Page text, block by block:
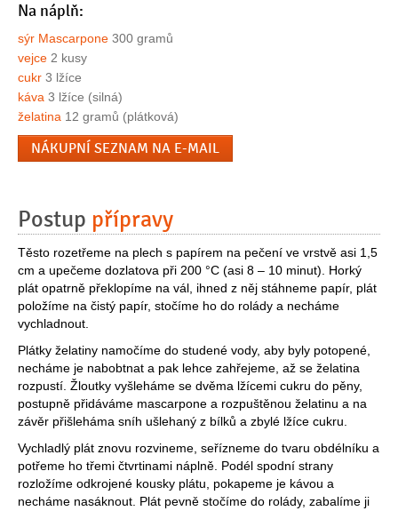
Na náplň:
sýr Mascarpone 300 gramů
vejce 2 kusy
cukr 3 lžíce
káva 3 lžíce (silná)
želatina 12 gramů (plátková)
NÁKUPNÍ SEZNAM NA E-MAIL
Postup přípravy
Těsto rozetřeme na plech s papírem na pečení ve vrstvě asi 1,5
cm a upečeme dozlatova při 200 °C (asi 8 – 10 minut). Horký
plát opatrně překlopíme na vál, ihned z něj stáhneme papír, plát
položíme na čistý papír, stočíme ho do rolády a necháme
vychladnout.
Plátky želatiny namočíme do studené vody, aby byly potopené,
necháme je nabobtnat a pak lehce zahřejeme, až se želatina
rozpustí. Žloutky vyšleháme se dvěma lžícemi cukru do pěny,
postupně přidáváme mascarpone a rozpuštěnou želatinu a na
závěr přišleháma sníh ušlehaný z bílků a zbylé lžíce cukru.
Vychladlý plát znovu rozvineme, seřízneme do tvaru obdélníku a
potřeme ho třemi čtvrtinami náplně. Podél spodní strany
rozložíme odkrojené kousky plátu, pokapeme je kávou a
necháme nasáknout. Plát pevně stočíme do rolády, zabalíme ji